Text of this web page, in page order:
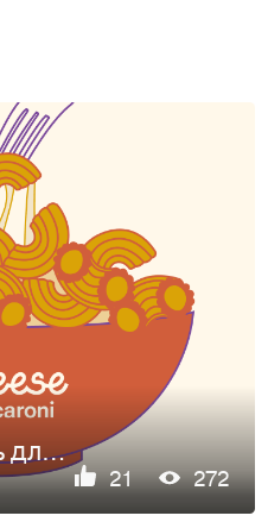
Фирменный стиль для сети фастфуда CHEEESE & MACARONI
21 272